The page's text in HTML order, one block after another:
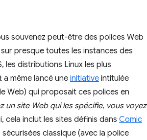
souvenez peut-être des polices Web
presque toutes les instances des
les distributions Linux les plus
même lancé une initiative intitulée
Web) qui proposait ces polices en
un site Web qui les spécifie, vous voyez
cela inclut les sites définis dans Comic
classique (avec la police